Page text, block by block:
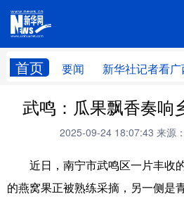
首页 要闻 新华社记者看
网站地图
广西频道
新华社记者
图片新闻 壮美广西
武鸣：瓜果飘香奏响
2025-09-24 18:07:43 来源
近日，南宁市武鸣区一片丰收
的燕窝果正被熟练采摘，另一侧是